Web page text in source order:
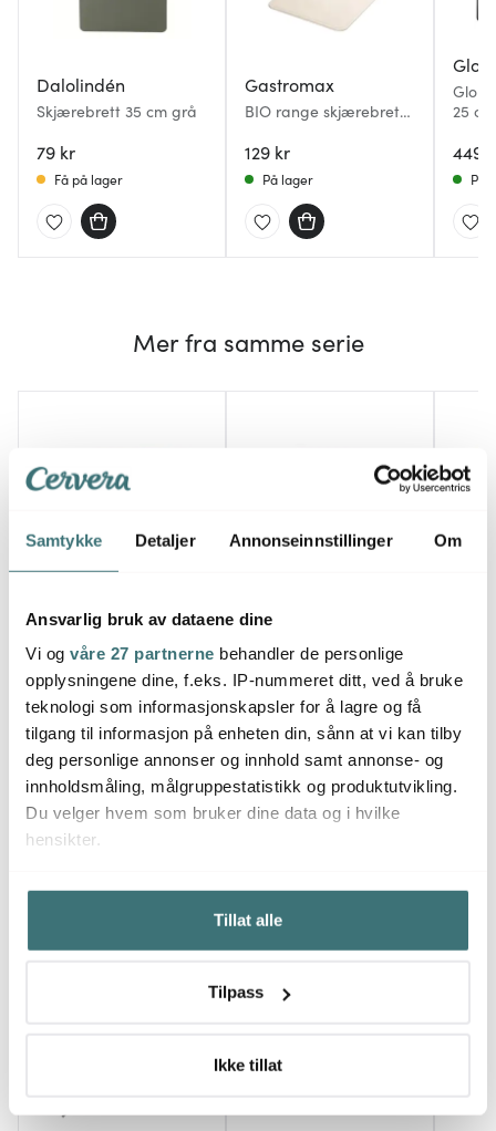
Samtykke Detaljer Annonseinnstillinger Om
Ansvarlig bruk av dataene dine
Vi og våre 27 partnerne behandler de personlige
opplysningene dine, f.eks. IP-nummeret ditt, ved å bruke
teknologi som informasjonskapsler for å lagre og få
tilgang til informasjon på enheten din, sånn at vi kan tilby
deg personlige annonser og innhold samt annonse- og
innholdsmåling, målgruppestatistikk og produktutvikling.
Du velger hvem som bruker dine data og i hvilke
hensikter.
Hvis du gir oss lov, vil vi også gjerne:
Innhente informasjon om den geografiske
beliggenheten din, som kan være nøyaktig innenfor
Identifisere enheten din ved å aktivt skanne den for
kan du lese om hvordan dine personlige
brukes. Du kan hele tiden endre eller trekke tilbake ditt
Tillat alle
Tilpass
Ikke tillat
Dalolindén
Skjærebrett 35 cm grå
79 kr
Få på lager
Gastromax
BIO range skjærebrett
129 kr
På lager
25
449
På
Mer fra samme serie
Dalolindén
Skjærebrett 25 cm
beige
49 kr
Utsolgt online
Dalolindén
Skjærebrett 35 cm
beige
79 kr
Utsolgt online
Du kanskje også liker